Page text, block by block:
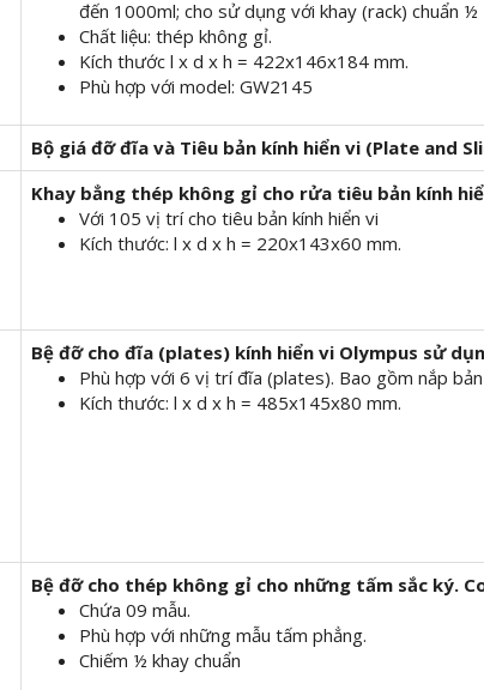
đến 1000ml; cho sử dụng với khay (rack) chuẩn ½
Chất liệu: thép không gỉ.
Kích thước l x d x h = 422x146x184 mm.
Phù hợp với model: GW2145
Bộ giá đỡđĩa và Tiêu bản kính hiển vi (Plate and
Khay bẳng thép không gỉ cho rửa tiêu bản kính
Với 105 vị trí cho tiêu bản kính hiển vi
Kích thước: l x d x h = 220x143x60 mm.
Bệ đỡ cho đĩa (plates) kính hiển vi Olympus sử
Phù hợp với 6 vị trí đĩa (plates). Bao gồm nắp
Kích thước: l x d x h = 485x145x80 mm.
Bệ đỡ cho thép không gỉ cho những tấm sắc ký.
Chứa 09 mẫu.
Phù hợp với những mẫu tấm phẳng.
Chiếm ½ khay chuẩn